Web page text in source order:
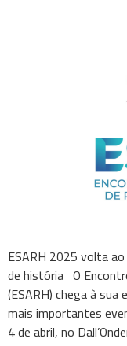
ESARH 2025 volta
de história O
(ESARH) chega à
mais importantes
4 de abril, no